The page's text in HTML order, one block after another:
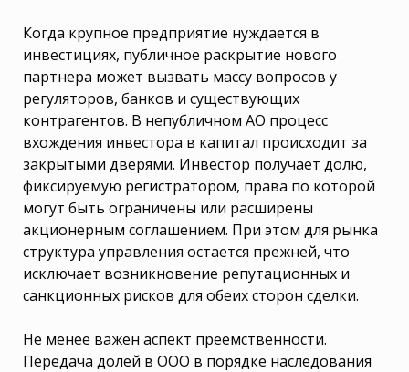
Когда крупное предприятие нуждается в
инвестициях, публичное раскрытие нового
партнера может вызвать массу вопросов у
регуляторов, банков и существующих
контрагентов. В непубличном АО процесс
вхождения инвестора в капитал происходит за
закрытыми дверями. Инвестор получает долю,
фиксируемую регистратором, права по которой
могут быть ограничены или расширены
акционерным соглашением. При этом для рынка
структура управления остается прежней, что
исключает возникновение репутационных и
санкционных рисков для обеих сторон сделки.
Не менее важен аспект преемственности.
Передача долей в ООО в порядке наследования